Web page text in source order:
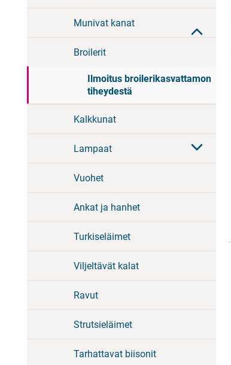
Munivat kanat
Broilerit
Ilmoitus broilerikasvattamon
tiheydestä
Kalkkunat
Lampaat
Vuohet
Ankat ja hanhet
Turkiseläimet
Viljeltävät kalat
Ravut
Strutsieläimet
Tarhattavat biisonit